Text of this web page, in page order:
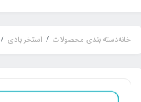
خانهدسته بندی محصولات استخر بادی